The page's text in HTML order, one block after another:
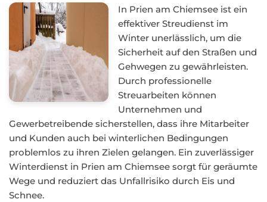
In Prien am Chiemsee ist ein
effektiver Streudienst im
Winter unerlässlich, um die
Sicherheit auf den Straßen und
Gehwegen zu gewährleisten.
Durch professionelle
Streuarbeiten können
Unternehmen und
Gewerbetreibende sicherstellen, dass ihre Mitarbeiter
und Kunden auch bei winterlichen Bedingungen
problemlos zu ihren Zielen gelangen. Ein zuverlässiger
Winterdienst in Prien am Chiemsee sorgt für geräumte
Wege und reduziert das Unfallrisiko durch Eis und
Schnee.